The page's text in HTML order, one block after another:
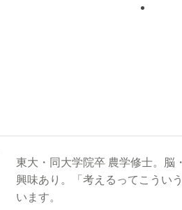
東大・同大学院卒 農学修士。脳
興味あり。「考えるってこうい
います。